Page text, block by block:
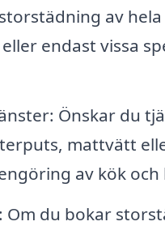
av hela
endast vissa
Önskar du
mattvätt
av kök och
Om du bokar